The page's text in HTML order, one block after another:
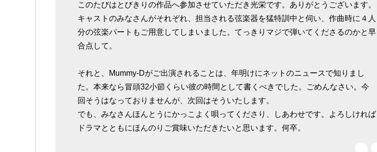
このたびはとびきりの作品へ参加させていただき光栄です。ありがとうございます。
キャストのみなさんがそれぞれ、担当される弦楽器を猛特訓中と伺い、作曲時に４人
分の弦楽パートもご用意してしまいました。てっきりマジで弾いてくださるのかと早
合点して。
それと、Mummy-Dがご出演されることは、年明けにネットのニュースで知りまし
た。本来なら冒頭32小節くらい彼の時間として書くべきでした。ごめんなさい。今
回そうはなっておりませんが、次回はそういたします。
でも、みなさんほんとうにかっこよく唄ってくださり、しあわせです。よろしければ
ドラマとともにほんのりご賞味いただきたいと思います。何卒。